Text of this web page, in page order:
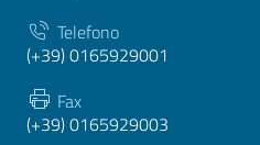
Telefono
(+39) 0165929001
Fax
(+39) 0165929003